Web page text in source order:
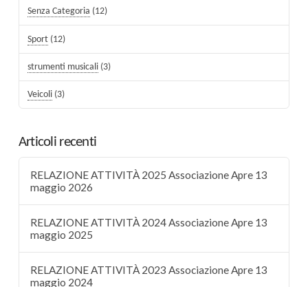
Senza Categoria (12)
Sport (12)
strumenti musicali (3)
Veicoli (3)
Articoli recenti
RELAZIONE ATTIVITÀ 2025 Associazione Apre 13
maggio 2026
RELAZIONE ATTIVITÀ 2024 Associazione Apre 13
maggio 2025
RELAZIONE ATTIVITÀ 2023 Associazione Apre 13
maggio 2024